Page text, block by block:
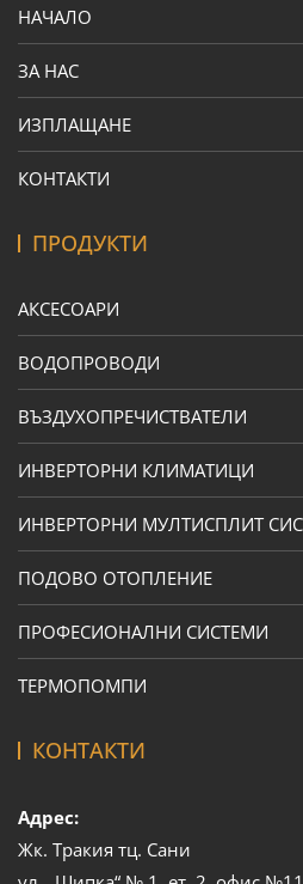
НАЧАЛО
ЗА НАС
ИЗПЛАЩАНЕ
КОНТАКТИ
ПРОДУКТИ
АКСЕСОАРИ
ВОДОПРОВОДИ
ВЪЗДУХОПРЕЧИСТВАТЕЛИ
ИНВЕРТОРНИ КЛИМАТИЦИ
ИНВЕРТОРНИ МУЛТИСПЛИТ
ПОДОВО ОТОПЛЕНИЕ
ПРОФЕСИОНАЛНИ СИСТЕМИ
ТЕРМОПОМПИ
КОНТАКТИ
Адрес:
Жк. Тракия тц. Сани